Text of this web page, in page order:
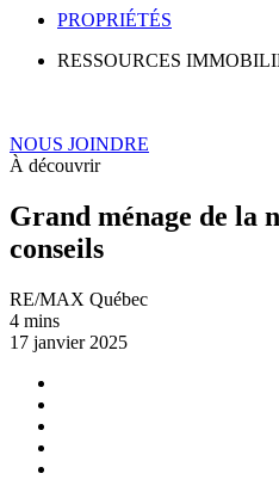
PROPRIÉTÉS
RESSOURCES
NOUS JOINDRE
À découvrir
Grand ménage de la
conseils
RE/MAX Québec
4 mins
17 janvier 2025